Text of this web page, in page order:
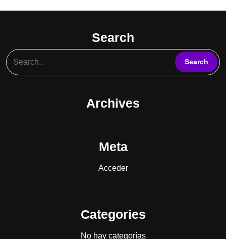
Search
Archives
Meta
Acceder
Categories
No hay categorías